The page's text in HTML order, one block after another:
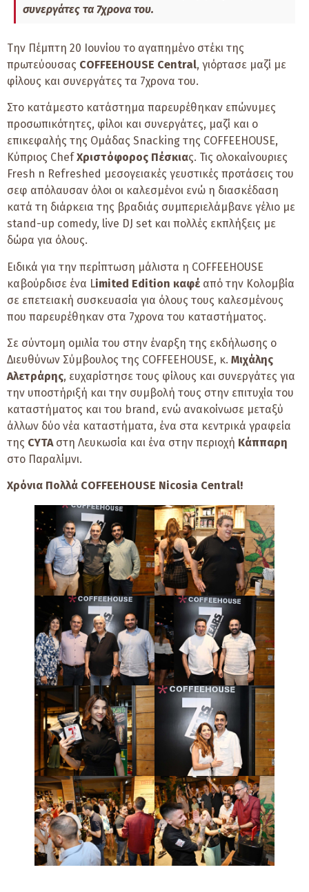
συνεργάτες τα 7χρονα του.
Την Πέμπτη 20 Ιουνίου το αγαπημένο στέκι της
πρωτεύουσας COFFEEHOUSE Central, γιόρτασε μαζί με
φίλους και συνεργάτες τα 7χρονα του.
Στο κατάμεστο κατάστημα παρευρέθηκαν επώνυμες
προσωπικότητες, φίλοι και συνεργάτες, μαζί και ο
επικεφαλής της Ομάδας Snacking της COFFEEHOUSE,
Κύπριος ChefΧριστόφορος Πέσκιας. Τις ολοκαίνουριες
Fresh n Refreshed μεσογειακές γευστικές προτάσεις του
σεφ απόλαυσαν όλοι οι καλεσμένοι ενώ η διασκέδαση
κατά τη διάρκεια της βραδιάς συμπεριελάμβανε γέλιο με
stand-up comedy, live DJ set και πολλές εκπλήξεις με
δώρα για όλους.
Ειδικά για την περίπτωση μάλιστα η COFFEEHOUSE
καβούρδισε ένα Limited Edition καφέ από την Κολομβία
σε επετειακή συσκευασία για όλους τους καλεσμένους
που παρευρέθηκαν στα 7χρονα του καταστήματος.
Σε σύντομη ομιλία του στην έναρξη της εκδήλωσης ο
Διευθύνων Σύμβουλος της COFFEEHOUSE, κ. Μιχάλης
Αλετράρης, ευχαρίστησε τους φίλους και συνεργάτες για
την υποστήριξή και την συμβολή τους στην επιτυχία του
καταστήματος και του brand, ενώ ανακοίνωσε μεταξύ
άλλων δύο νέα καταστήματα, ένα στα κεντρικά γραφεία
της CYTA στη Λευκωσία και ένα στην περιοχή Κάππαρη
στο Παραλίμνι.
Χρόνια Πολλά COFFEEHOUSE Nicosia Central!